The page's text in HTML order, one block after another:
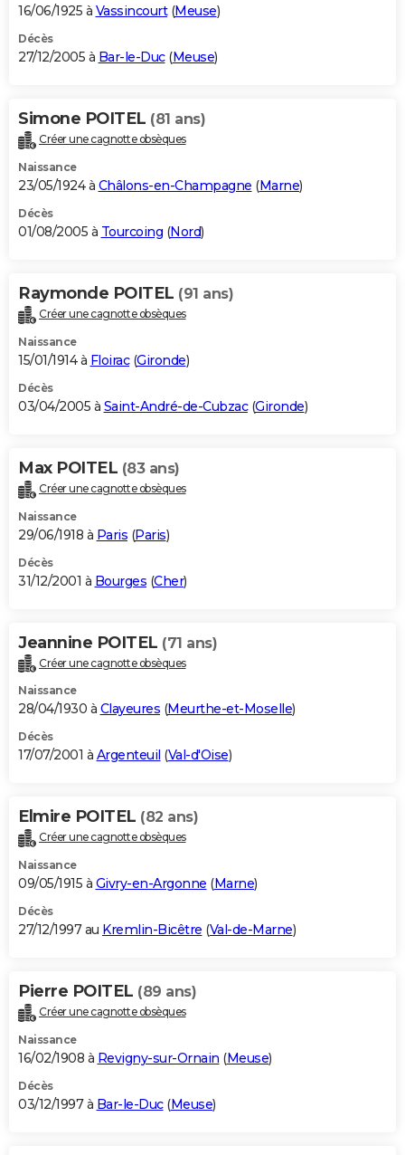
16/06/1925 à Vassincourt(Meuse)
Décès
27/12/2005 à Bar-le-Duc(Meuse)
Simone POITEL (81 ans)
Créer une cagnotte obsèques
Naissance
23/05/1924 à Châlons-en-Champagne (Marne)
Décès
01/08/2005 à Tourcoing (Nord)
Raymonde POITEL (91 ans)
Créer une cagnotte obsèques
Naissance
15/01/1914 à Floirac(Gironde)
Décès
03/04/2005 à Saint-André-de-Cubzac(Gironde)
Max POITEL (83 ans)
Créer une cagnotte obsèques
Naissance
29/06/1918 à Paris (Paris)
Décès
31/12/2001 à Bourges (Cher)
Jeannine POITEL (71 ans)
Créer une cagnotte obsèques
Naissance
28/04/1930 à Clayeures (Meurthe-et-Moselle)
Décès
17/07/2001 à Argenteuil (Val-d'Oise)
Elmire POITEL (82 ans)
Créer une cagnotte obsèques
Naissance
09/05/1915 à Givry-en-Argonne (Marne)
Décès
27/12/1997 au Kremlin-Bicêtre (Val-de-Marne)
Pierre POITEL (89 ans)
Créer une cagnotte obsèques
Naissance
16/02/1908 à Revigny-sur-Ornain (Meuse)
Décès
03/12/1997 à Bar-le-Duc(Meuse)